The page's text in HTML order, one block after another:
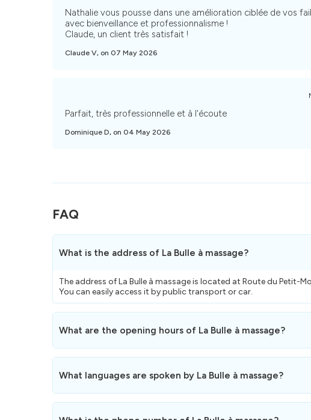
Nathalie vous pousse dans une amélioration ciblée de vos
avec bienveillance et professionnalisme !
Claude, un client très satisfait !
Claude V, on 07 May 2026
Parfait, très professionnelle et à l'écoute
Dominique D, on 04 May 2026
FAQ
What is the address of La Bulle à massage?
The address of La Bulle à massage is located at Route du Petit-
You can easily access it by public transport or car.
What are the opening hours of La Bulle à massage?
Here are the opening hoursof La Bulle à massage.
What languages are spoken by La Bulle à massage?
La Bulle à massage speaks Français.